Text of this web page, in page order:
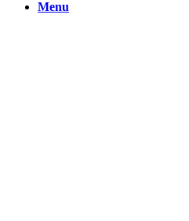
Menu